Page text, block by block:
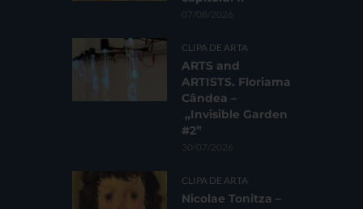
07/08/2026
CLIPA DE ARTA
ARTS and
ARTISTS. Floriama
Cândea –
„Invisible Garden
#2”
30/07/2026
CLIPA DE ARTA
Nicolae Tonitza –